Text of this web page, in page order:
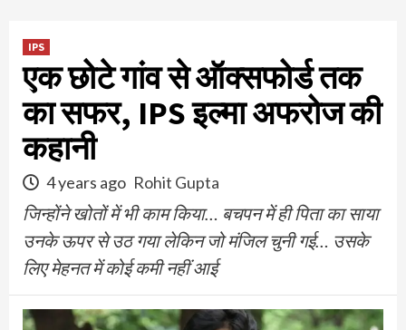
IPS
एक छोटे गांव से ऑक्सफोर्ड तक
का सफर, IPS इल्मा अफरोज की
कहानी
4 years ago Rohit Gupta
जिन्होंने खोतों में भी काम किया… बचपन में ही पिता का साया
उनके ऊपर से उठ गया लेकिन जो मंजिल चुनी गई… उसके
लिए मेहनत में कोई कमी नहीं आई